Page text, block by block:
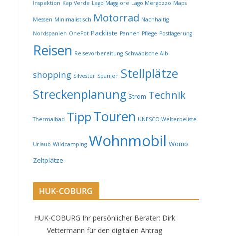
Inspektion Kap Verde Lago Maggiore Lago Mergozzo Maps
Messen Minimalistisch Motorrad Nachhaltig
Nordspanien OnePot Packliste Pannen Pflege Postlagerung
Reisen Reisevorbereitung Schwäbische Alb
shopping Silvester Spanien Stellplätze
Streckenplanung Strom Technik
Thermalbad TippTouren UNESCO-Welterbeliste
Urlaub Wildcamping Wohnmobil Womo
Zeltplätze
HUK-COBURG
HUK-COBURG Ihr persönlicher Berater: Dirk
Vettermann für den digitalen Antrag